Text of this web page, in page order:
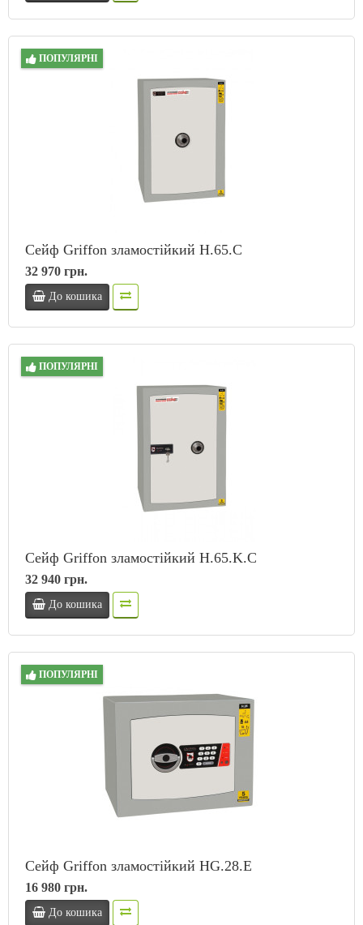
ПОПУЛЯРНІ
Сейф Griffon зламостійкий H.65.C
32 970 грн.
До кошика
ПОПУЛЯРНІ
Сейф Griffon зламостійкий H.65.K.C
32 940 грн.
До кошика
ПОПУЛЯРНІ
Сейф Griffon зламостійкий HG.28.E
16 980 грн.
До кошика